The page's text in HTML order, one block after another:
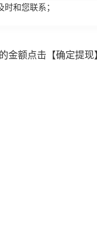
和您联系；
金额点击【确定提